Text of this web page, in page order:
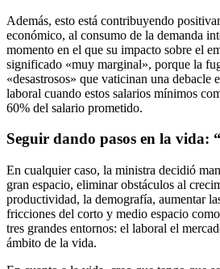
Además, esto está contribuyendo
económico, al consumo de la demanda
momento en el que su impacto sobre el
significado «muy marginal», porque la
«desastrosos» que vaticinan una debacle
laboral cuando estos salarios mínimos
60% del salario prometido.
Seguir dando pasos en la vida:
En cualquier caso, la ministra decidió
gran espacio, eliminar obstáculos al
productividad, la demografía, aumentar
fricciones del corto y medio espacio
tres grandes entornos: el laboral el
ámbito de la vida.